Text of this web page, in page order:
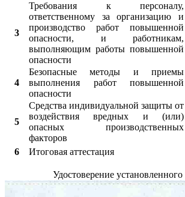
3
Требования к персоналу,
ответственному за организацию и
производство работ повышенной
опасности, и работникам,
выполняющим работы повышенной
опасности
4
Безопасные методы и приемы
выполнения работ повышенной
опасности
5
Средства индивидуальной защиты от
воздействия вредных и (или)
опасных производственных
факторов
6 Итоговая аттестация
Удостоверение установленного